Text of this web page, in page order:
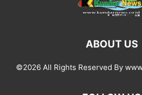
ABOUT US
©2026 All Rights Reserved By